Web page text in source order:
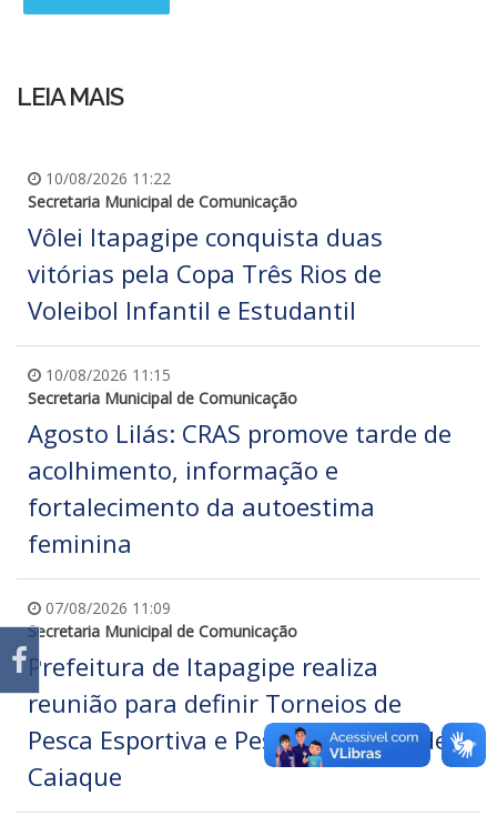
LEIA MAIS
10/08/2026 11:22
Secretaria Municipal de Comunicação
Vôlei Itapagipe conquista duas
vitórias pela Copa Três Rios de
Voleibol Infantil e Estudantil
10/08/2026 11:15
Secretaria Municipal de Comunicação
Agosto Lilás: CRAS promove tarde de
acolhimento, informação e
fortalecimento da autoestima
feminina
07/08/2026 11:09
Secretaria Municipal de Comunicação
Prefeitura de Itapagipe realiza
reunião para definir Torneios de
Pesca Esportiva e Pesca Esportiva de
Caiaque